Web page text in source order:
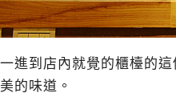
一進到店內就覺的櫃檯的
美的味道。